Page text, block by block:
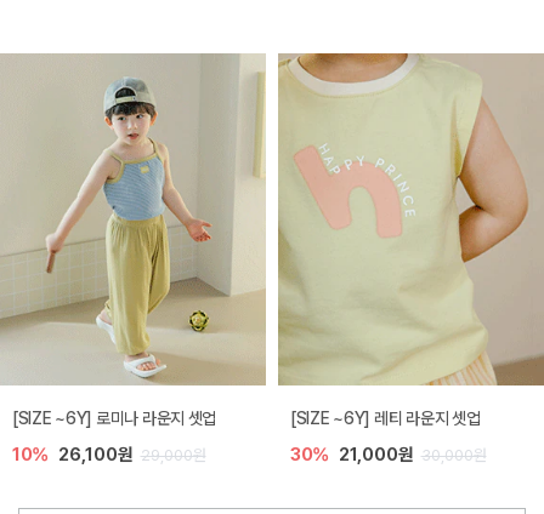
[SIZE ~6Y] 로미나 라운지 셋업
10% 26,100원 29,000원
[SIZE ~6Y] 레티 라운지 셋업
30% 21,000원 30,000원